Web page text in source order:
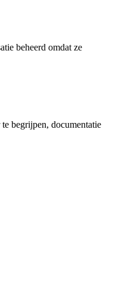
beheerd omdat ze
begrijpen, documentatie